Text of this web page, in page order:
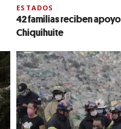
ESTADOS
42 familias reciben
Chiquihuite